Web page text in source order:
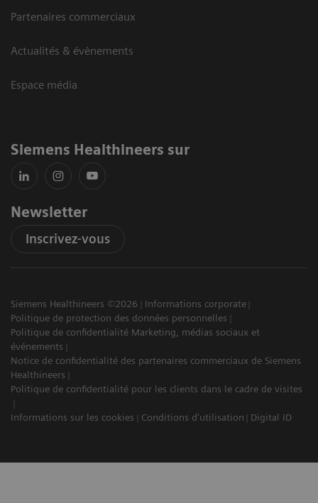
Partenaires commerciaux
Actualités & évènements
Espace média
Siemens Healthineers sur
Newsletter
Inscrivez-vous
Siemens Healthineers ©2026
Informations corporate
Politique de protection des données personnelles
Politique de confidentialité Marketing, médias sociaux et
événements
Notice de confidentialité des partenaires commerciaux de Siemens
Healthineers
Politique de confidentialité pour les clients dans le cadre de visites
Informations sur les cookies Conditions d'utilisation Digital ID